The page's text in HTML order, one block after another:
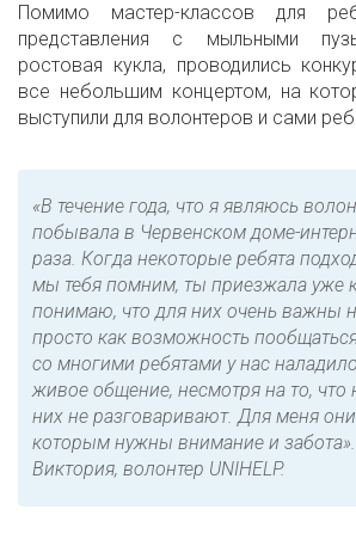
Помимо мастер-классов для
представления с мыльными
ростовая кукла, проводились
все небольшим концертом, на
выступили для волонтеров и сами
«В течение года, что я являюсь
побывала в Червенском доме-
раза. Когда некоторые ребята
мы тебя помним, ты приезжала уже
понимаю, что для них очень важны
просто как возможность
со многими ребятами у нас
живое общение, несмотря на то, что
них не разговаривают. Для меня
которым нужны внимание и
Виктория, волонтер UNIHELP.